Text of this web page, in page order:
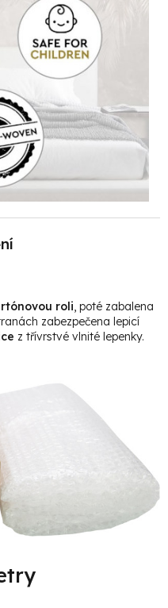
roli, poté zabalena
zabezpečena lepicí
z třívrstvé vlnité lepenky.